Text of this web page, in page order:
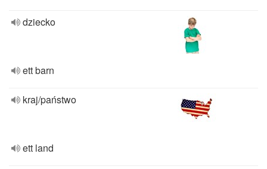
dziecko
ett barn
kraj/państwo
ett land